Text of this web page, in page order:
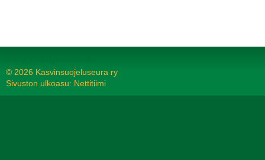
© 2026 Kasvinsuojeluseura ry
Sivuston ulkoasu: Nettitiimi